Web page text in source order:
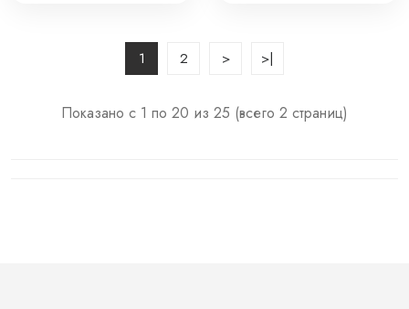
1 2 > >|
Показано с 1 по 20 из 25 (всего 2 страниц)